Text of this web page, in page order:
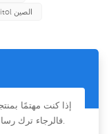
المورد كله Maltitol الصين
إذا كنت مهتمًا
فالرجاء ترك رسالة هنا ، وسنرد عليك في أقرب وقت ممكن.